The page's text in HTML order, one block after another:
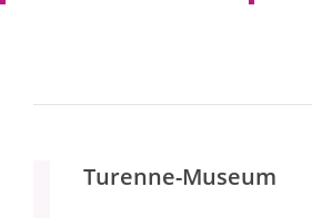
Turenne-Museum